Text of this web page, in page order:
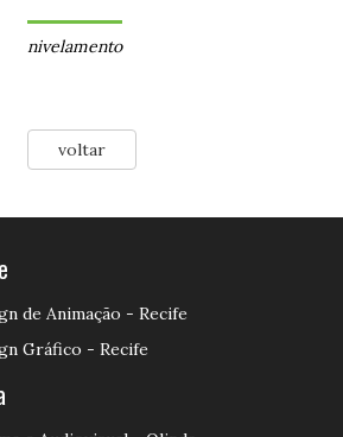
nivelamento
voltar
de Animação - Recife
Gráfico - Recife